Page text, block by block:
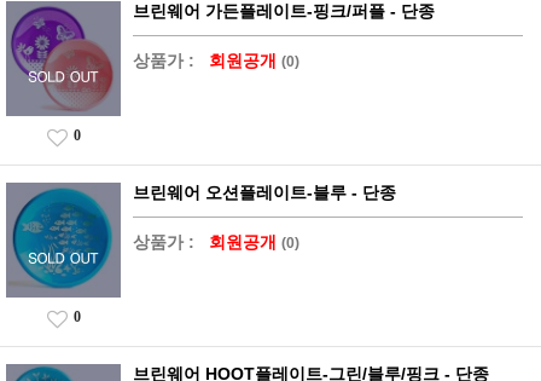
브린웨어 가든플레이트-핑크/퍼플 - 단종
상품가 : 회원공개 (0)
0
브린웨어 오션플레이트-블루 - 단종
상품가 : 회원공개 (0)
0
브린웨어 HOOT플레이트-그린/블루/핑크 - 단종